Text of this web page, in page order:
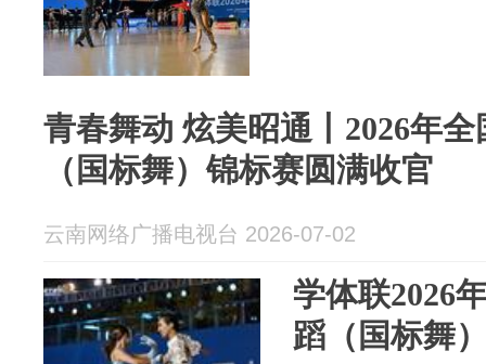
青春舞动 炫美昭通丨2026年
（国标舞）锦标赛圆满收官
云南网络广播电视台 2026-07-02
学体联2026
蹈（国标舞